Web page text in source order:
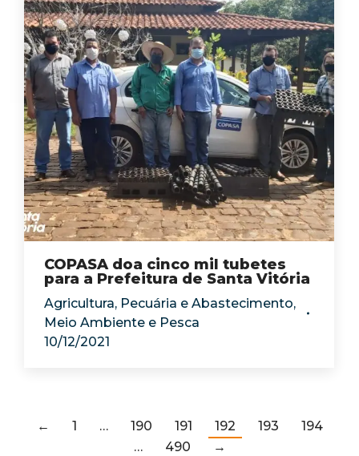
COPASA doa cinco mil tubetes
para a Prefeitura de Santa Vitória
Agricultura, Pecuária e Abastecimento,
Meio Ambiente e Pesca
10/12/2021
← 1 … 190 191 192 193
194
…
490 →